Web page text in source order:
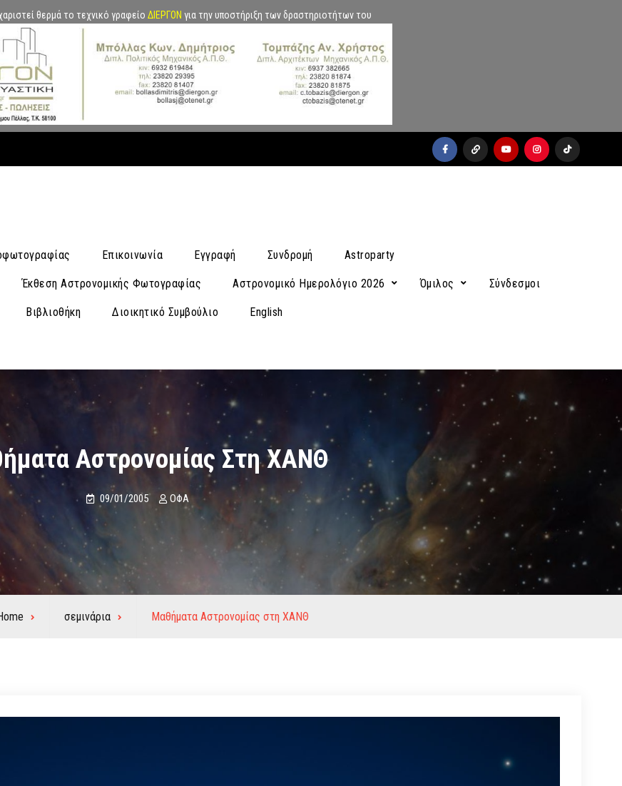
θερμά το τεχνικό γραφείο ΔΙΕΡΓΟΝ για την υποστήριξη των δραστηριοτήτων του
facebook
x youtubeinstagramTiktok
Επικοινωνία Εγγραφή Συνδρομή Astroparty
Έκθεση Αστρονομικής Φωτογραφίας Αστρονομικό Ημερολόγιο 2026 Όμιλος Σύνδεσμοι
Βιβλιοθήκη Διοικητικό Συμβούλιο English
Αστρονομίας Στη ΧΑΝΘ
09/01/2005 ΟΦΑ
σεμινάρια Μαθήματα Αστρονομίας στη ΧΑΝΘ